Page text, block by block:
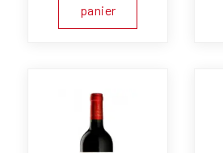
panier